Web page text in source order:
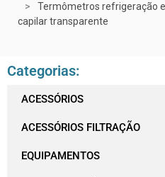
Termômetros refrigeração
capilar transparente
Categorias:
ACESSÓRIOS
ACESSÓRIOS FILTRAÇÃO
EQUIPAMENTOS